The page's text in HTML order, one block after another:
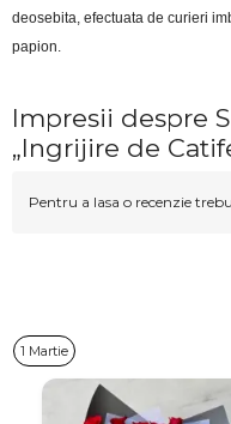
deosebita, efectuata de curieri
papion.
Impresii despre
„Ingrijire de
Pentru a lasa o recenzie
1 Martie